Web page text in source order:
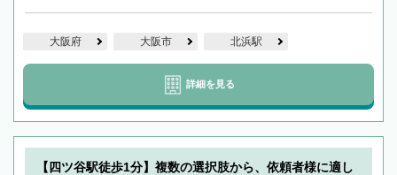
大阪府 大阪市 北浜駅
詳細を見る
【四ツ谷駅徒歩1分】複数の選択肢から、依頼者様に適し